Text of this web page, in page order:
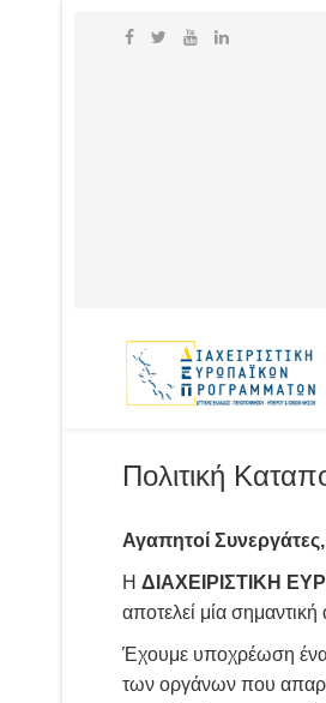
Πολιτική
Αγαπητοί
Η ΔΙΑΧΕΙΡΙΣΤΙΚΗ
αποτελεί μία
Έχουμε υποχρέωση
των οργάνων που